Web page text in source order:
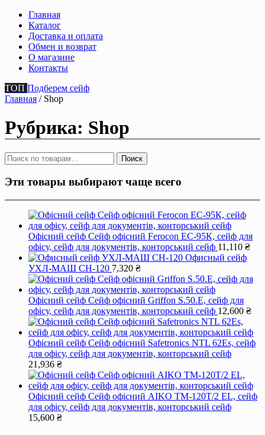
Главная
Каталог
Доставка и оплата
Обмен и возврат
О магазине
Контакты
ТОП Подберем сейф
Главная / Shop
Рубрика: Shop
Искать: Поиск
Эти товары выбирают чаще всего
Офісний сейф Сейф офiсний Ferocon ЕС-95К, сейф для
офiсу, сейф для документiв, конторський сейф 11,110 ₴
Офисный сейф
УХЛ-МАШ СН-120 7,320 ₴
Офісний сейф Сейф офiсний Griffon S.50.Е, сейф для
офiсу, сейф для документiв, конторський сейф 12,600 ₴
Офісний сейф Сейф офiсний Safetronics NTL 62Es, сейф
для офiсу, сейф для документiв, конторський сейф
21,936 ₴
Офісний сейф Сейф офiсний AIKO TM-120T/2 EL, сейф
для офiсу, сейф для документiв, конторський сейф
15,600 ₴